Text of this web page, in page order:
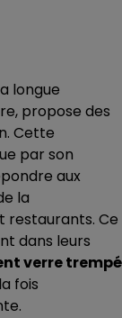
longue
propose des
Cette
par son
aux
la
restaurants. Ce
dans leurs
verre trempé
fois